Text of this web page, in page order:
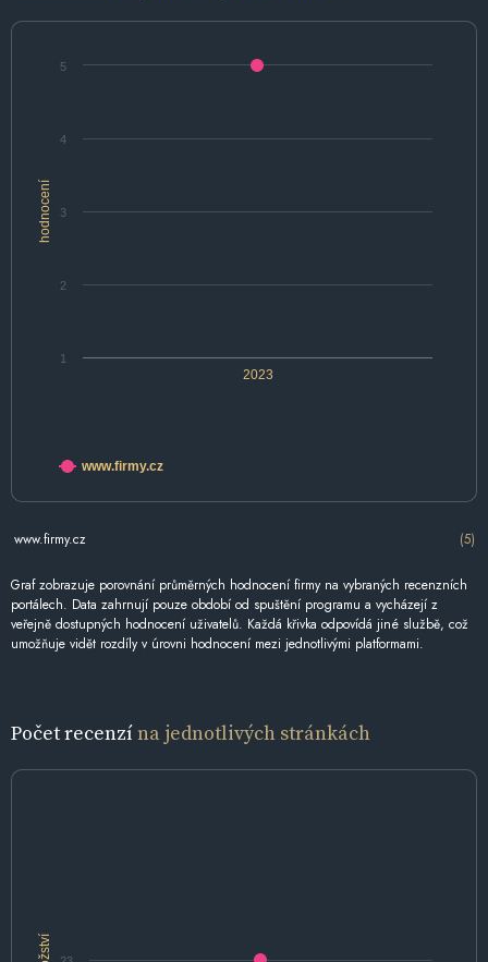
hodnocení
2023
1
2
3
4
5
www.firmy.cz
www.firmy.cz (5)
Graf zobrazuje porovnání průměrných hodnocení firmy na vybraných recenzních
portálech. Data zahrnují pouze období od spuštění programu a vycházejí z
veřejně dostupných hodnocení uživatelů. Každá křivka odpovídá jiné službě, což
umožňuje vidět rozdíly v úrovni hodnocení mezi jednotlivými platformami.
Počet recenzína jednotlivých stránkách